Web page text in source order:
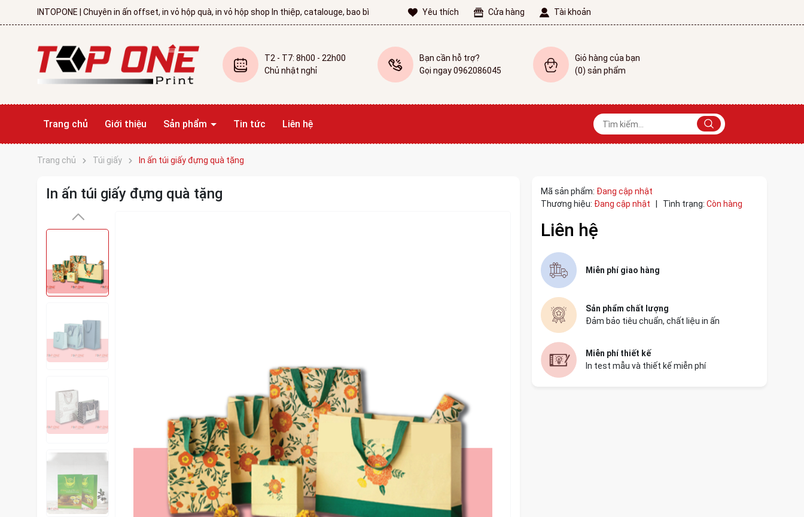
INTOPONE | Chuyên in ấn offset, in vỏ hộp quà, in vỏ hộp shop In thiệp, catalouge, bao bì Yêu thích Cửa hàng Tài khoản
T2 - T7: 8h00 - 22h00
Chủ nhật nghỉ
Bạn cần hỗ trợ?
Gọi ngay 0962086045
Giỏ hàng của bạn
(0) sản phẩm
Trang chủ Giới thiệu Sản phẩm Tin tức Liên hệ
Trang chủ Túi giấy In ấn túi giấy đựng quà tặng
In ấn túi giấy đựng quà tặng Mã sản phẩm: Đang cập nhật
Thương hiệu: Đang cập nhật Tình trạng: Còn hàng
Liên hệ
Miễn phí giao hàng
Sản phẩm chất lượng
Đảm bảo tiêu chuẩn, chất liệu in ấn
Miễn phí thiết kế
In test mẫu và thiết kế miễn phí